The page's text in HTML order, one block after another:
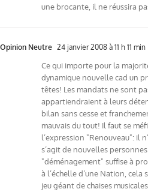
une brocante, il ne réussira
Opinion Neutre 24 janvier 2008 à 11 h 11 min
Ce qui importe pour la
dynamique nouvelle cad un
têtes! Les mandats ne sont
appartiendraient à leurs
bilan sans cesse et
mauvais du tout! Il faut se
l’expression "Renouveau": il
s’agit de nouvelles
"déménagement" suffise à
à l’échelle d’une Nation,
jeu géant de chaises